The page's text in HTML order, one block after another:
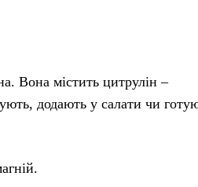
Вона містить цитрулін –
додають у салати чи